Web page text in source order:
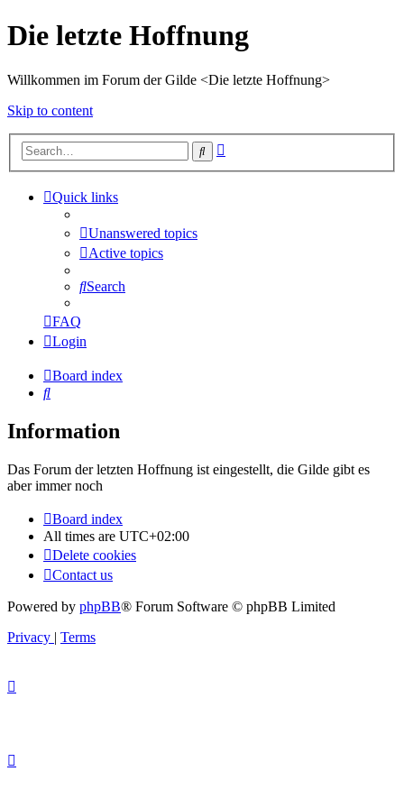
Die letzte Hoffnung
Willkommen im Forum der Gilde <Die letzte Hoffnung>
Skip to content
Search
Quick links
Unanswered topics
Active topics
Search
FAQ
Login
Board index
Search
Information
Das Forum der letzten Hoffnung ist eingestellt, die Gilde gibt es
aber immer noch
Board index
All times are UTC+02:00
Delete cookies
Contact us
Powered by phpBB® Forum Software © phpBB Limited
Privacy | Terms